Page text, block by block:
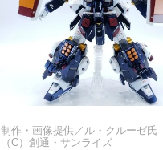
制作・画像提供／ル・クルーゼ氏
（C）創通・サンライズ